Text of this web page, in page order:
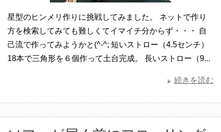
星型のヒンメリ作りに挑戦してみました。 ネットで作り
方を検索してみても難しくてイマイチ分からず・・・ 自
己流で作ってみようかと(^-^; 短いストロー（4.5センチ）
18本で三角形を６個作って土台完成。 長いストロー（9...
続きを読む